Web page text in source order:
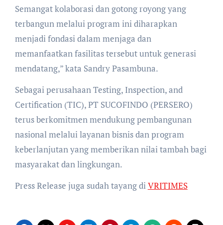
Semangat kolaborasi dan gotong royong yang
terbangun melalui program ini diharapkan
menjadi fondasi dalam menjaga dan
memanfaatkan fasilitas tersebut untuk generasi
mendatang,” kata Sandry Pasambuna.
Sebagai perusahaan Testing, Inspection, and
Certification (TIC), PT SUCOFINDO (PERSERO)
terus berkomitmen mendukung pembangunan
nasional melalui layanan bisnis dan program
keberlanjutan yang memberikan nilai tambah bagi
masyarakat dan lingkungan.
Press Release juga sudah tayang diVRITIMES